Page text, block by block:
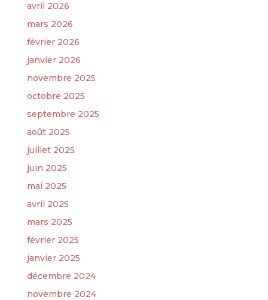
avril 2026
mars 2026
février 2026
janvier 2026
novembre 2025
octobre 2025
septembre 2025
août 2025
juillet 2025
juin 2025
mai 2025
avril 2025
mars 2025
février 2025
janvier 2025
décembre 2024
novembre 2024